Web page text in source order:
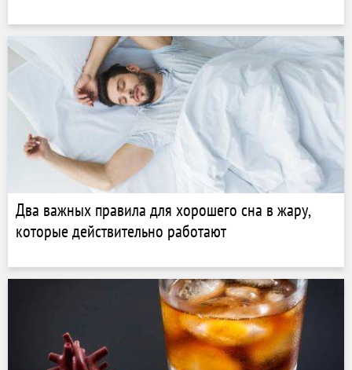
Два важных правила для хорошего сна в жару,
которые действительно работают